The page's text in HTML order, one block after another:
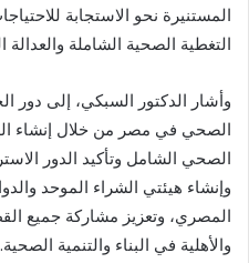
المستنيرة نحو الاستجابة
التغطية الصحية الشاملة والعدالة
وأشار الدكتور السبكي، إلى دور
الصحي في مصر من خلال إنشاء
الصحي الشامل وتأكيد الدور
وإنشاء هيئتي الشراء الموحد
المصري، وتعزيز مشاركة جميع
والأهلية في البناء والتنمية الصحية.